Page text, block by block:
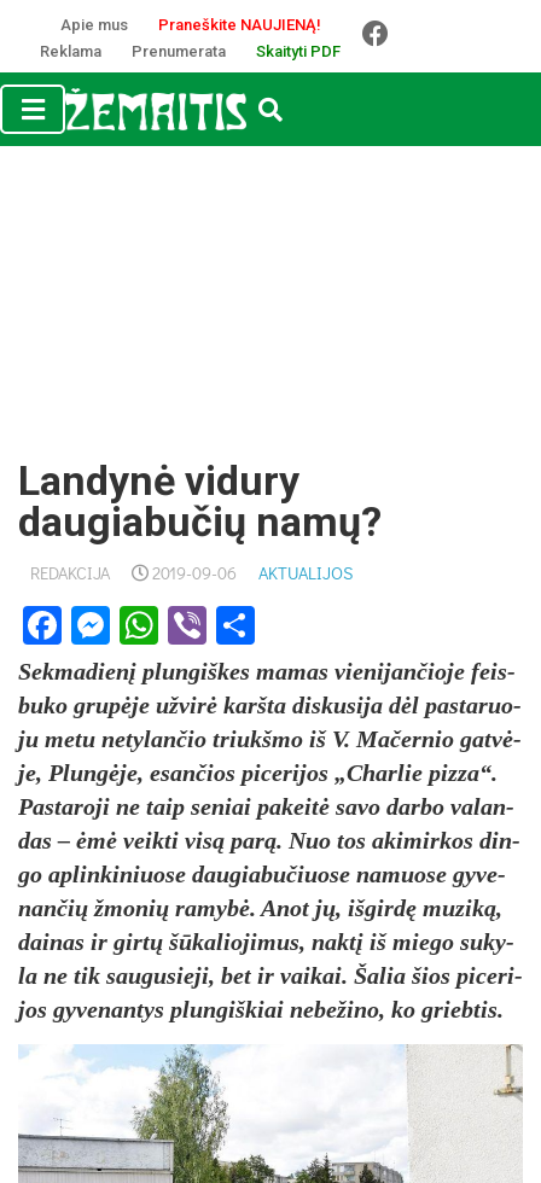
Apie mus
Praneškite NAUJIENĄ!
Reklama
Prenumerata Skaityti PDF
Landynė vidury
daugiabučių namų?
REDAKCIJA 2019-09-06 AKTUALIJOS
Facebook
Messenger
WhatsApp
Viber
Sek­ma­die­nį plun­giš­kes ma­mas vie­ni­jan­čio­je feis­
bu­ko gru­pė­je už­vi­rė karš­ta dis­ku­si­ja dėl pa­sta­ruo­
ju me­tu ne­ty­lan­čio triukš­mo iš V. Ma­čer­nio gat­vė­
je, Plun­gė­je, esan­čios pi­ce­ri­jos „Char­lie piz­za“.
Pas­ta­ro­ji ne taip se­niai pa­kei­tė sa­vo dar­bo va­lan­
das – ėmė veik­ti vi­są pa­rą. Nuo tos aki­mir­kos din­
go ap­lin­ki­niuo­se dau­gia­bu­čiuo­se na­muo­se gy­ve­
nan­čių žmo­nių ra­my­bė. Anot jų, iš­gir­dę mu­zi­ką,
dai­nas ir gir­tų šū­ka­lio­ji­mus, nak­tį iš mie­go su­ky­
la ne tik sau­gu­sie­ji, bet ir vai­kai. Ša­lia šios pi­ce­ri­
jos gy­ve­nan­tys plun­giš­kiai ne­be­ži­no, ko grieb­tis.